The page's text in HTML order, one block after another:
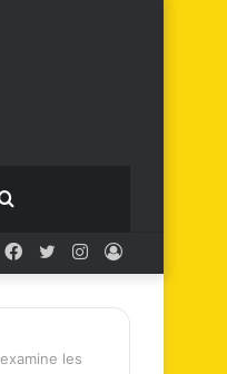
Facebook
X InstagramConnexion
les